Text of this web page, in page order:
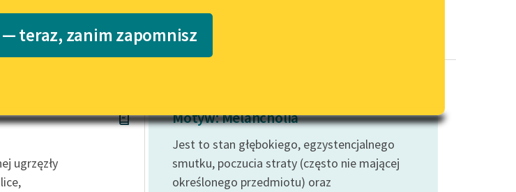
do słuchania dla
i uczniów z
Katalog
Katalog w formacie PDF
wrażliwych
Deklaracja dostępności
teraz, zanim zapomnisz
ugrzęzły
Motyw: Melancholia
Jest to stan głębokiego, egzystencjalnego
smutku, poczucia straty (często nie mającej
określonego przedmiotu) oraz